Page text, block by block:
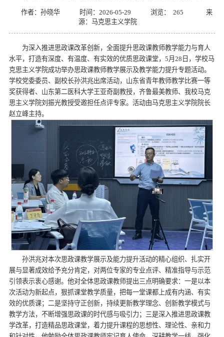
作者：孙晓华 时间：2026-05-29 浏览： 265
来
源：马克思主义学院
为深入推进思政课改革创新，全面提升思政课教师教学能力与育人
水平，打造有深度、有温度、有实效的优质思政课堂，5月28日，学校马
克思主义学院成功举办思政课教师教学展示及教学能力提升专题活动。
学校党委委员、副校长孙洪兆出席活动，山东省青年教师教学比赛一等
奖获得者、山东第二医科大学王亚奇副教授，齐鲁最美教师、我校马克
思主义学院刘振光教授受邀担任点评专家。活动由马克思主义学院院长
赵立峰主持。
孙洪兆对本次思政课教学展示及能力提升活动的精心组织、扎实开
展与显著成效给予充分肯定，对两位专家的专业点评、精准指导与示范
引领表示衷心感谢。他对全体思政课教师提出三点明确要求：一是以本
次活动为新起点，狠抓课堂教学质量，把每一堂课都上成有内涵、有实
效的优质课；二是坚持守正创新，持续更新教学理念、创新教学模式与
教学方法，不断增强思政课的时代感与吸引力；三是深入推进思政课教
学改革，打造精品思政课堂，着力提升课程的思想性、理论性、亲和力